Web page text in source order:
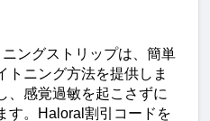
ングストリップは、簡単
トニング方法を提供しま
、感覚過敏を起こさずに
す。Haloral割引コードを